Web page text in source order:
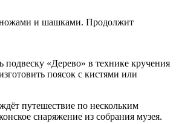
ножами и шашками. Продолжит
подвеску «Дерево» в технике кручения
поясок с кистями или
путешествие по нескольким
снаряжение из собрания музея.